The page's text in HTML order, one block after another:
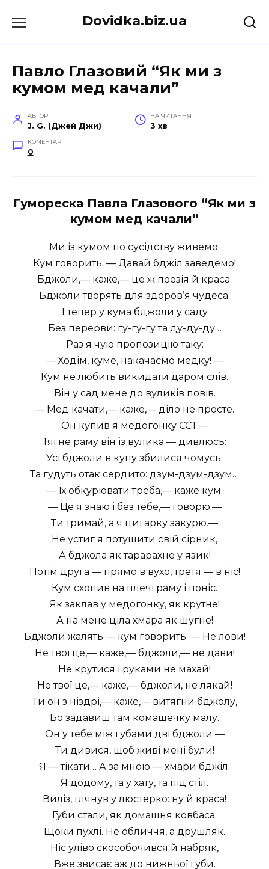
до
Dovidka.biz.ua
Павло Глазовий “Як ми з
кумом мед качали”
АВТОР
J. G. (Джей Джи)
НА ЧИТАННЯ
3 хв
КОМЕНТАРІ
0
Гумореска Павла Глазового “Як ми з
кумом мед качали”
Ми із кумом по сусідству живемо.
Кум говорить: — Давай бджіл заведемо!
Бджоли,— каже,— це ж поезія й краса.
Бджоли творять для здоров’я чудеса.
І тепер у кума бджоли у саду
Без перерви: гу-гу-гу та ду-ду-ду…
Раз я чую пропозицію таку:
— Ходім, куме, накачаємо медку! —
Кум не любить викидати даром слів.
Він у сад мене до вуликів повів.
— Мед качати,— каже,— діло не просте.
Он купив я медогонку ССТ.—
Тягне раму він із вулика — дивлюсь:
Усі бджоли в купу збилися чомусь.
Та гудуть отак сердито: дзум-дзум-дзум…
— Їх обкурювати треба,— каже кум.
— Це я знаю і без тебе,— говорю.—
Ти тримай, а я цигарку закурю.—
Не устиг я потушити свій сірник,
А бджола як тарарахне у язик!
Потім друга — прямо в вухо, третя — в ніс!
Кум схопив на плечі раму і поніс.
Як заклав у медогонку, як крутне!
А на мене ціла хмара як шугне!
Бджоли жалять — кум говорить: — Не лови!
Не твої це,— каже,— бджоли,— не дави!
Не крутися і руками не махай!
Не твої це,— каже,— бджоли, не лякай!
Ти он з ніздрі,— каже,— витягни бджолу,
Бо задавиш там комашечку малу.
Он у тебе між губами дві бджоли —
Ти дивися, щоб живі мені були!
Я — тікати… А за мною — хмари бджіл.
Я додому, та у хату, та під стіл.
Виліз, глянув у люстерко: ну й краса!
Губи стали, як домашня ковбаса.
Щоки пухлі. Не обличчя, а друшляк.
Ніс уліво скособочився й набряк,
Вже звисає аж до нижньої губи.